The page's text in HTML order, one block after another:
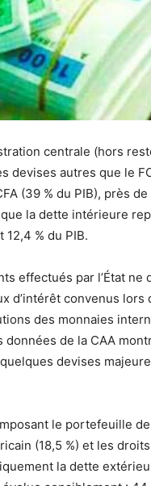
centrale (hors
devises autres que le
(39 % du PIB), près
la dette intérieure
% du PIB.
effectués par l’État ne
d’intérêt convenus lors
des monnaies
de la CAA
devises
le portefeuille
(18,5 %) et les
la dette